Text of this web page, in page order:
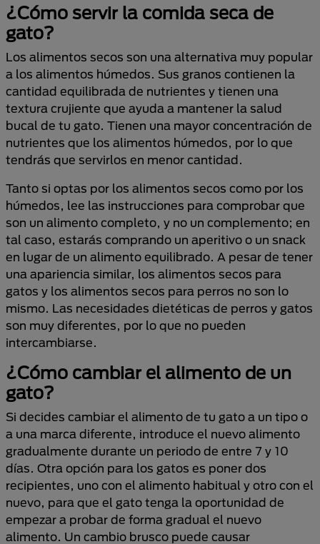
¿Cómo servir la comida seca de
gato?
Los alimentos secos son una alternativa muy popular
a los alimentos húmedos. Sus granos contienen la
cantidad equilibrada de nutrientes y tienen una
textura crujiente que ayuda a mantener la salud
bucal de tu gato. Tienen una mayor concentración de
nutrientes que los alimentos húmedos, por lo que
tendrás que servirlos en menor cantidad.
Tanto si optas por los alimentos secos como por los
húmedos, lee las instrucciones para comprobar que
son un alimento completo, y no un complemento; en
tal caso, estarás comprando un aperitivo o un snack
en lugar de un alimento equilibrado. A pesar de tener
una apariencia similar, los alimentos secos para
gatos y los alimentos secos para perros no son lo
mismo. Las necesidades dietéticas de perros y gatos
son muy diferentes, por lo que no pueden
intercambiarse.
¿Cómo cambiar el alimento de un
gato?
Si decides cambiar el alimento de tu gato a un tipo o
a una marca diferente, introduce el nuevo alimento
gradualmente durante un periodo de entre 7 y 10
días. Otra opción para los gatos es poner dos
recipientes, uno con el alimento habitual y otro con el
nuevo, para que el gato tenga la oportunidad de
empezar a probar de forma gradual el nuevo
alimento. Un cambio brusco puede causar